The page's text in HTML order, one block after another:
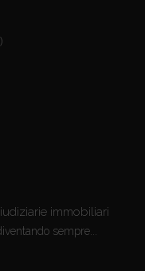
immobiliari
sempre...